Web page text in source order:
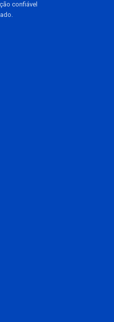
confiável